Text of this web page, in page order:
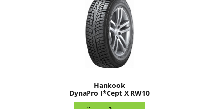
Hankook
DynaPro I*Cept X RW10